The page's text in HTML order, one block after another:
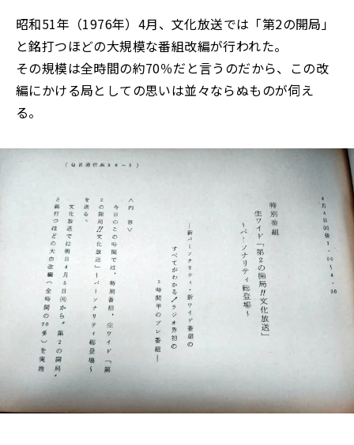
昭和51年（1976年）4月、文化放送では「第2の開局」
と銘打つほどの大規模な番組改編が行われた。
その規模は全時間の約70％だと言うのだから、この改
編にかける局としての思いは並々ならぬものが伺え
る。